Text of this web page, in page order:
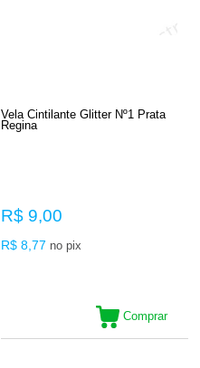
Vela Cintilante Glitter Nº1 Prata
Regina
R$ 9,00
R$ 8,77 no pix
Comprar